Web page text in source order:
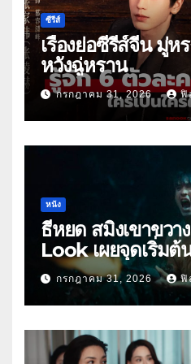
ซีรีส์
เรื่องย่อซีรีส์จีน มู่ห
หวังฉู่หราน
กรกฎาคม 31, 2026 ฟิ
หนัง
ธี่หยด สมิงเขาขวา
Look เผยจุดเริ่ม
กรกฎาคม 31, 2026 ฟิ